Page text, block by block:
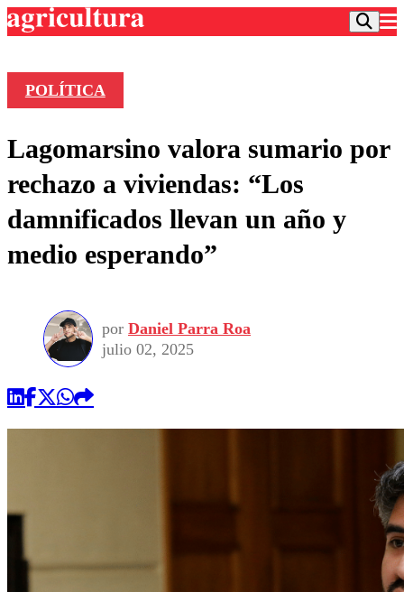
Frecuencias
Agricultura TV
Deportes
Colo Colo
Motor
Torneo Internacional
Torneo Nacional
Entretención
Internacional
Nacional
Vida Social
Programas
Comercial
POLÍTICA
Lagomarsino valora sumario por
rechazo a viviendas: “Los
damnificados llevan un año y
medio esperando”
por Daniel Parra Roa
julio 02, 2025